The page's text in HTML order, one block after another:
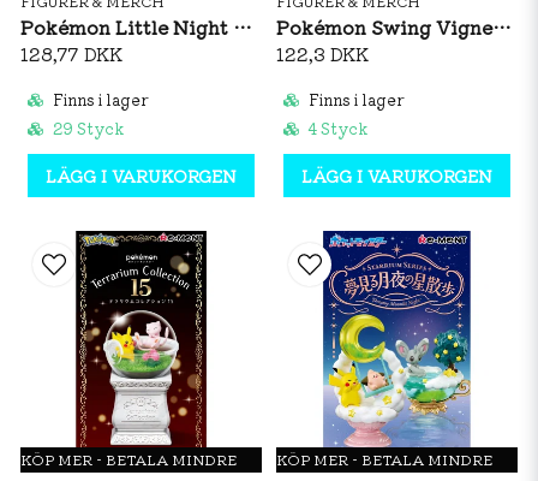
Pokémon Little Night Collection 2 Figurine
128,77 DKK
Finns i lager
29 Styck
LÄGG I VARUKORGEN
Pokémon Swing Vignette Collection 4 Figurine
122,3 DKK
Finns i lager
4 Styck
LÄGG I VARUKORGEN
KÖP MER - BETALA MINDRE
KÖP MER - BETALA MINDRE